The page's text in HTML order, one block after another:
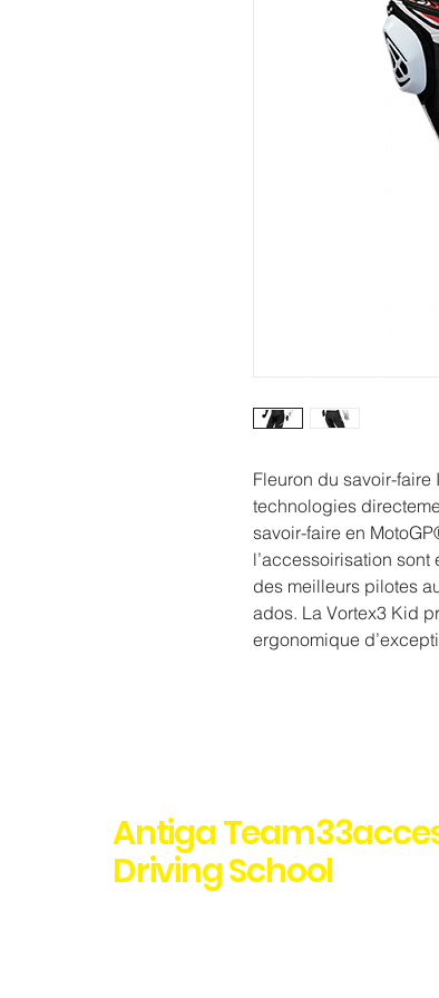
Fleuron du savoir-faire
technologies
savoir-faire en
l’accessoirisation
des meilleurs pilotes
ados. La Vortex3 Kid
ergonomique
Antiga
Driving School